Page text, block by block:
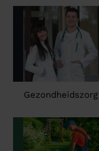
Gezondheidszorg